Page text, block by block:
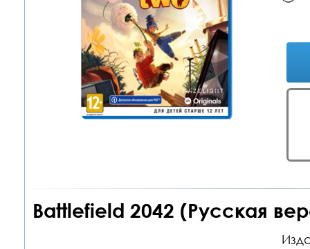
Battlefield 2042 (Русская